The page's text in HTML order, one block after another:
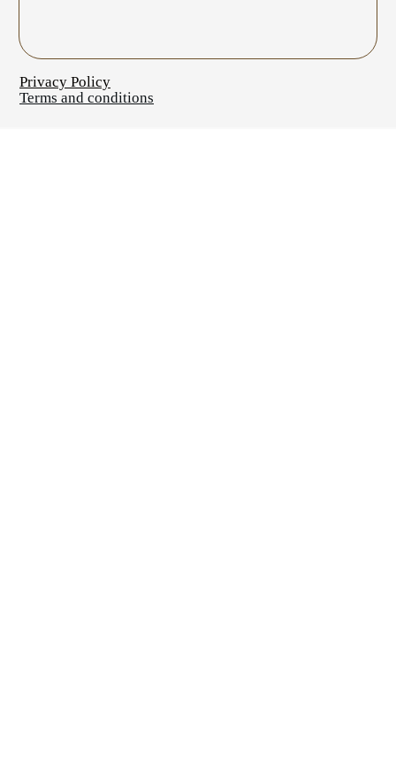
Privacy Policy
Terms and conditions